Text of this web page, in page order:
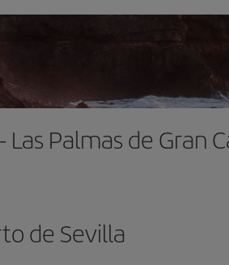
Palmas de Gran
de Sevilla